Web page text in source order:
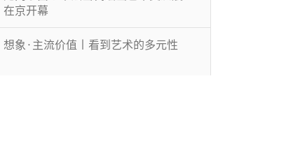
在京开幕
想象·主流价值丨看到艺术的多元性